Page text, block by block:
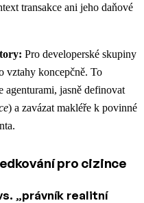
transakce ani jeho daňové
Pro developerské skupiny
vztahy koncepčně. To
agenturami, jasně definovat
) a zavázat makléře k povinné
pro cizince
„právník realitní